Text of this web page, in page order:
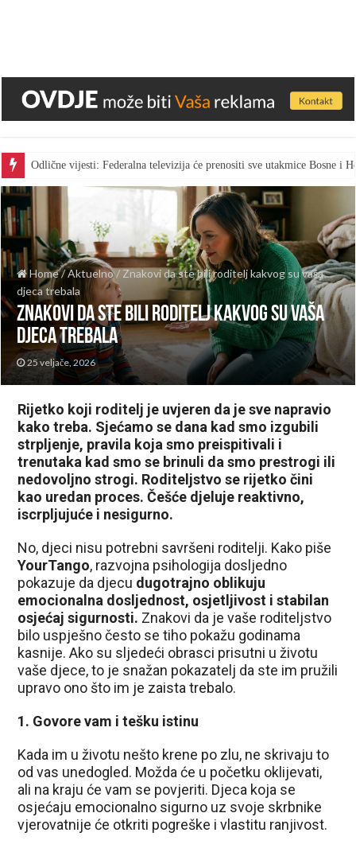
Odlične vijesti: Federalna televizija će prenositi sve utakmice Bosne i
Home/Aktuelno/ Znakovi da ste bili roditelj kakvog su vaša
djeca trebala
Znakovi da ste bili roditelj kakvog su vaša
djeca trebala
25 veljače, 2026
Rijetko koji roditelj je uvjeren da je sve napravio
kako treba. Sjećamo se dana kad smo izgubili
strpljenje, pravila koja smo preispitivali i
trenutaka kad smo se brinuli da smo prestrogi ili
nedovoljno strogi. Roditeljstvo se rijetko čini
kao uredan proces. Češće djeluje reaktivno,
iscrpljujuće i nesigurno.
No, djeci nisu potrebni savršeni roditelji. Kako piše
YourTango, razvojna psihologija dosljedno
pokazuje da djecu dugotrajno oblikuju
emocionalna dosljednost, osjetljivost i stabilan
osjećaj sigurnosti. Znakovi da je vaše roditeljstvo
bilo uspješno često se tiho pokažu godinama
kasnije. Ako su sljedeći obrasci prisutni u životu
vaše djece, to je snažan pokazatelj da ste im pružili
upravo ono što im je zaista trebalo.
1. Govore vam i tešku istinu
Kada im u životu nešto krene po zlu, ne skrivaju to
od vas unedogled. Možda će u početku oklijevati,
ali na kraju će vam se povjeriti. Djeca koja se
osjećaju emocionalno sigurno uz svoje skrbnike
vjerovatnije će otkriti pogreške i vlastitu ranjivost.